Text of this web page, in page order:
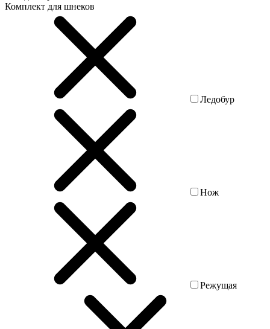
Комплект для шнеков
Ледобур
Нож
Режущая